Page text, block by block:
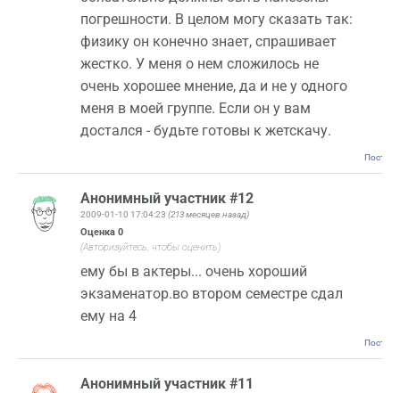
погрешности. В целом могу сказать так:
физику он конечно знает, спрашивает
жестко. У меня о нем сложилось не
очень хорошее мнение, да и не у одного
меня в моей группе. Если он у вам
достался - будьте готовы к жетскачу.
Анонимный участник #12
2009-01-10 17:04:23 (213 месяцев назад)
Оценка 0
(Авторизуйтесь, чтобы оценить)
ему бы в актеры... очень хороший
экзаменатор.во втором семестре сдал
ему на 4
Анонимный участник #11